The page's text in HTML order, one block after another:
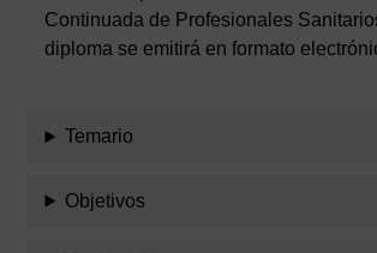
Continuada de Profesionales
diploma se emitirá en formato
Temario
Objetivos